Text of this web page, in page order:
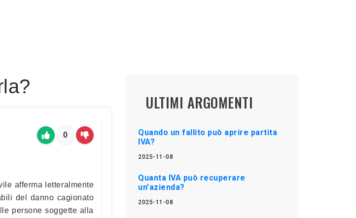
0
afferma letteralmente
del danno cagionato
persone soggette alla
ULTIMI ARGOMENTI
Quando un fallito può aprire partita
IVA?
2025-11-08
Quanta IVA può recuperare
un'azienda?
2025-11-08